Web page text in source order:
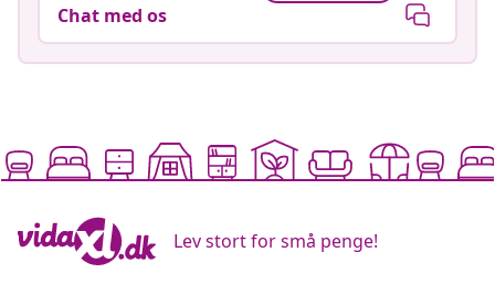
Chat med os
Lev stort for små penge!